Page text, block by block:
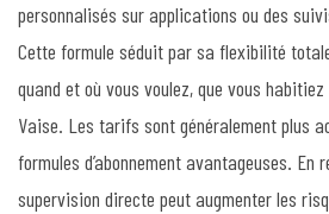
personnalisés sur applications ou des
Cette formule séduit par sa flexibilité
quand et où vous voulez, que vous
Vaise. Les tarifs sont généralement plus
formules d’abonnement avantageuses. En
supervision directe peut augmenter les